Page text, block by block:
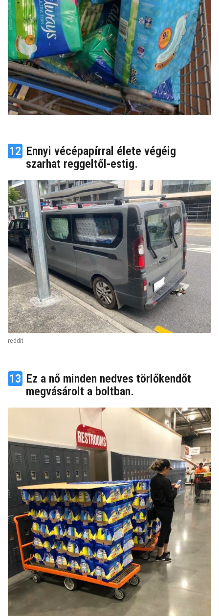
12 Ennyi vécépapírral élete végéig
szarhat reggeltől-estig.
reddit
13 Ez a nő minden nedves törlőkendőt
megvásárolt a boltban.